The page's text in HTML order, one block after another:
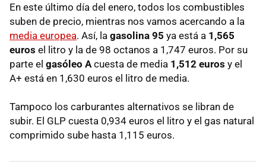
En este último día del enero, todos los combustibles
suben de precio, mientras nos vamos acercando a la
media europea. Así, la gasolina 95 ya está a 1,565
euros el litro y la de 98 octanos a 1,747 euros. Por su
parte el gasóleo A cuesta de media 1,512 euros y el
A+ está en 1,630 euros el litro de media.
Tampoco los carburantes alternativos se libran de
subir. El GLP cuesta 0,934 euros el litro y el gas natural
comprimido sube hasta 1,115 euros.